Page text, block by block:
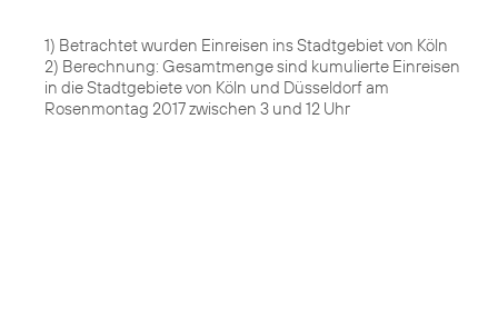
1) Betrachtet wurden Einreisen ins Stadtgebiet von Köln
2) Berechnung: Gesamtmenge sind kumulierte Einreisen
in die Stadtgebiete von Köln und Düsseldorf am
Rosenmontag 2017 zwischen 3 und 12 Uhr